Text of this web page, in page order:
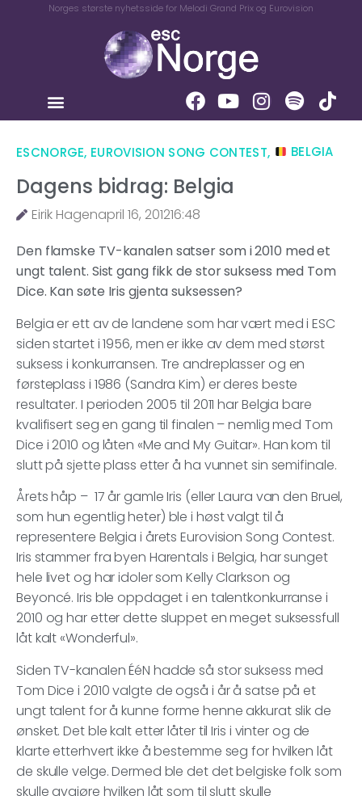
Norges største nyhetsside for Melodi Grand Prix og Eurovision
ESCNORGE, EUROVISION SONG CONTEST, BELGIA
Dagens bidrag: Belgia
Eirik Hagenapril 16, 201216:48
Den flamske TV-kanalen satser som i 2010 med et
ungt talent. Sist gang fikk de stor suksess med Tom
Dice. Kan søte Iris gjenta suksessen?
Belgia er ett av de landene som har vært med i ESC
siden startet i 1956, men er ikke av dem med størst
suksess i konkurransen. Tre andreplasser og en
førsteplass i 1986 (Sandra Kim) er deres beste
resultater. I perioden 2005 til 2011 har Belgia bare
kvalifisert seg en gang til finalen – nemlig med Tom
Dice i 2010 og låten «Me and My Guitar». Han kom til
slutt på sjette plass etter å ha vunnet sin semifinale.
Årets håp – 17 år gamle Iris (eller Laura van den Bruel,
som hun egentlig heter) ble i høst valgt til å
representere Belgia i årets Eurovision Song Contest.
Iris stammer fra byen Harentals i Belgia, har sunget
hele livet og har idoler som Kelly Clarkson og
Beyoncé. Iris ble oppdaget i en talentkonkurranse i
2010 og har etter dette sluppet en meget suksessfull
låt kalt «Wonderful».
Siden TV-kanalen ÉéN hadde så stor suksess med
Tom Dice i 2010 valgte de også i år å satse på et
ungt talent for å kunne forme henne akkurat slik de
ønsket. Det ble kalt etter låter til Iris i vinter og de
klarte etterhvert ikke å bestemme seg for hvilken låt
de skulle velge. Dermed ble det det belgiske folk som
skulle avgjøre hvilken låt som til slutt skulle